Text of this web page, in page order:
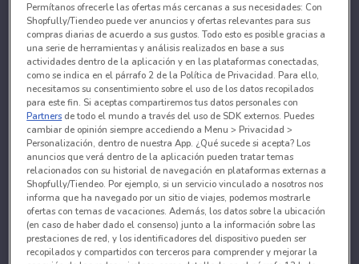
Permítanos ofrecerle las ofertas más cercanas a sus necesidades: Con
Shopfully/Tiendeo puede ver anuncios y ofertas relevantes para sus
compras diarias de acuerdo a sus gustos. Todo esto es posible gracias a
una serie de herramientas y análisis realizados en base a sus
actividades dentro de la aplicación y en las plataformas conectadas,
como se indica en el párrafo 2 de la Política de Privacidad. Para ello,
necesitamos su consentimiento sobre el uso de los datos recopilados
para este fin. Si aceptas compartiremos tus datos personales con
Partners de todo el mundo a través del uso de SDK externos. Puedes
cambiar de opinión siempre accediendo a Menu > Privacidad >
Personalización, dentro de nuestra App. ¿Qué sucede si acepta? Los
anuncios que verá dentro de la aplicación pueden tratar temas
relacionados con su historial de navegación en plataformas externas a
Shopfully/Tiendeo. Por ejemplo, si un servicio vinculado a nosotros nos
informa que ha navegado por un sitio de viajes, podemos mostrarle
ofertas con temas de vacaciones. Además, los datos sobre la ubicación
(en caso de haber dado el consenso) junto a la información sobre las
prestaciones de red, y los identificadores del dispositivo pueden ser
recopilados y compartidos con terceros para comprender y mejorar la